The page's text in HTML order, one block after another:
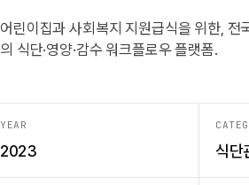
어린이집과 사회복지 지원급식을 위한, 전
의 식단·영양·감수 워크플로우 플랫폼.
YEAR
2023 식단